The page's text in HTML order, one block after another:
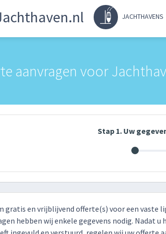
JACHTHAVENS
aanvragen voor
Stap 1. Uw
gratis en vrijblijvend offerte(s) voor een vaste
hebben wij enkele gegevens nodig. Nadat